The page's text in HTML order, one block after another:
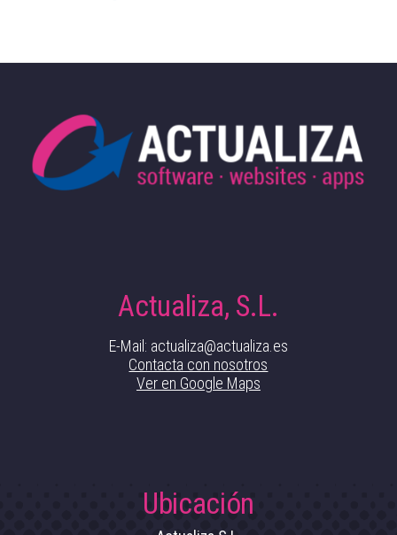
Actualiza, S.L.
E-Mail: actualiza@actualiza.es
Contacta con nosotros
Ver en Google Maps
Ubicación